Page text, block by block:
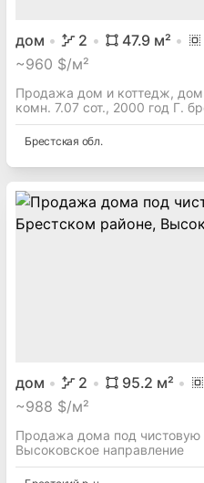
дом 2 47.9 м²
~960 $/м²
Продажа дом и коттедж,
комн. 7.07 сот., 2000 год Г.
Брестская обл.
дом 2 95.2 м²
~988 $/м²
Продажа дома под чистовую
Высоковское направление